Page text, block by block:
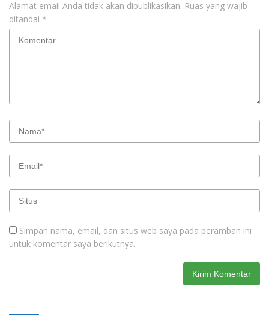
Alamat email Anda tidak akan dipublikasikan. Ruas yang wajib
ditandai *
Simpan nama, email, dan situs web saya pada peramban ini
untuk komentar saya berikutnya.